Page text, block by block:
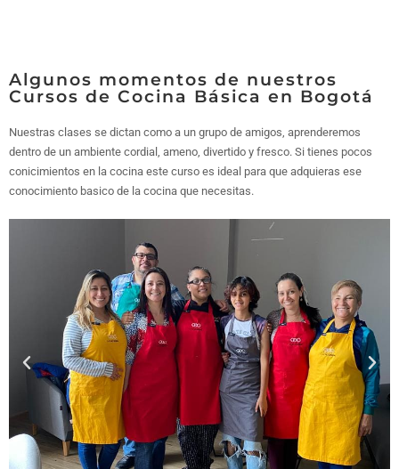
Algunos momentos de nuestros
Cursos de Cocina Básica en Bogotá
Nuestras clases se dictan como a un grupo de amigos, aprenderemos
dentro de un ambiente cordial, ameno, divertido y fresco. Si tienes pocos
conicimientos en la cocina este curso es ideal para que adquieras ese
conocimiento basico de la cocina que necesitas.